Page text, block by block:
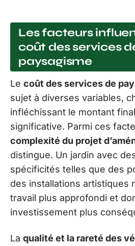
Les facteurs
coût des services
paysagisme
Le coût des services de
sujet à diverses variables,
infléchissant le montant
significative. Parmi ces
complexité du projet
distingue. Un jardin avec
spécificités telles que des
des installations artistiques
travail plus approfondi et
investissement plus
La qualité et la rareté des